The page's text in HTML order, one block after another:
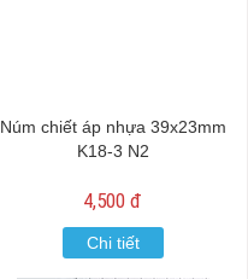
Núm chiết áp nhựa 39x23mm
K18-3 N2
4,500 đ
Chi tiết